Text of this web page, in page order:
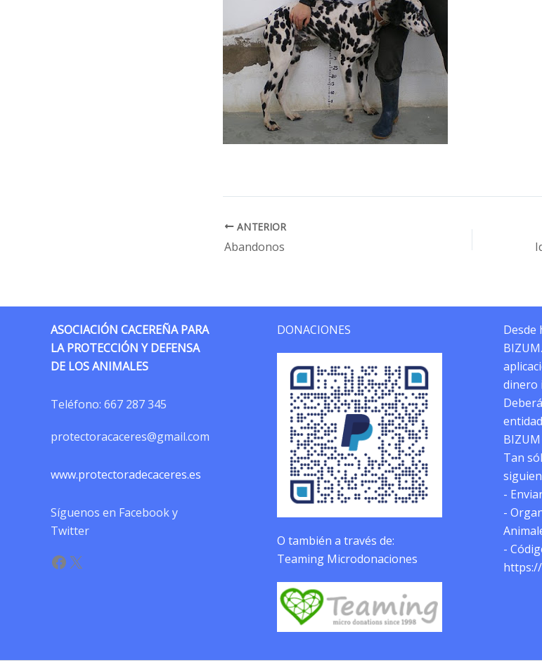
ANTERIOR
Abandonos
ASOCIACIÓN CACEREÑA PARA
LA PROTECCIÓN Y DEFENSA
DE LOS ANIMALES
Teléfono: 667 287 345
protectoracaceres@gmail.com
www.protectoradecaceres.es
Síguenos en Facebook y
Twitter
Facebook
X
DONACIONES
O también a través de:
Teaming Microdonaciones
Desde
dinero
BIZUM
Tan
-
-
-